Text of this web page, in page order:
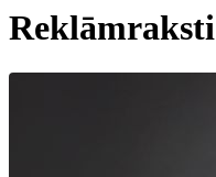
Reklāmraksti